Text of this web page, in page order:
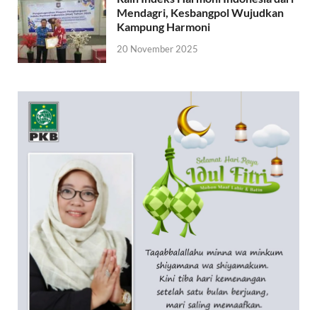
Mendagri, Kesbangpol Wujudkan
Kampung Harmoni
20 November 2025